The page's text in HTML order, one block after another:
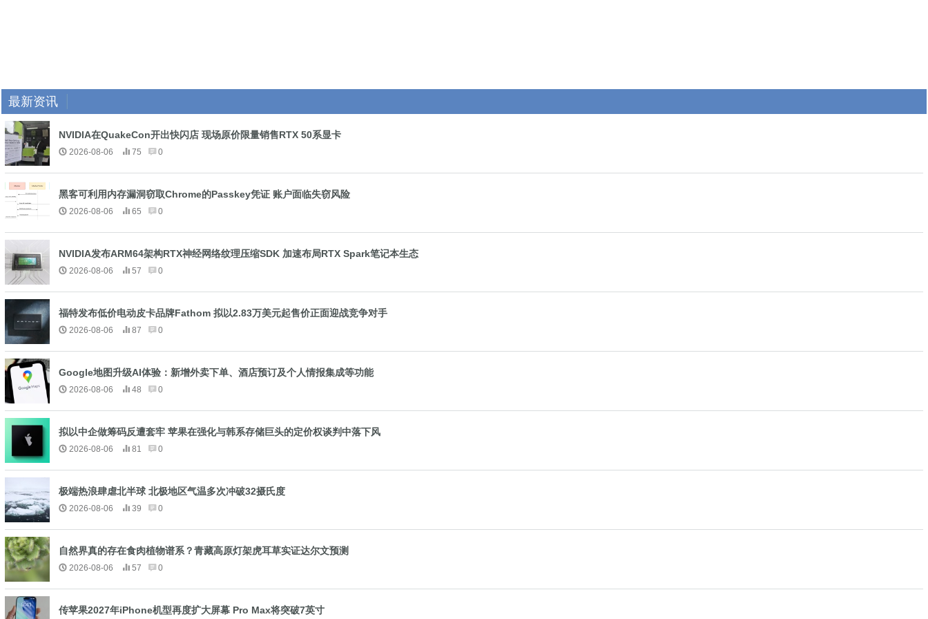
最新资讯
NVIDIA在QuakeCon开出快闪店 现场原价限量销售RTX 50系显卡
2026-08-06 75 0
黑客可利用内存漏洞窃取Chrome的Passkey凭证 账户面临失窃风险
2026-08-06 65 0
NVIDIA发布ARM64架构RTX神经网络纹理压缩SDK 加速布局RTX Spark笔记本生态
2026-08-06 57 0
福特发布低价电动皮卡品牌Fathom 拟以2.83万美元起售价正面迎战竞争对手
2026-08-06 87 0
Google地图升级AI体验：新增外卖下单、酒店预订及个人情报集成等功能
2026-08-06 48 0
拟以中企做筹码反遭套牢 苹果在强化与韩系存储巨头的定价权谈判中落下风
2026-08-06 81 0
极端热浪肆虐北半球 北极地区气温多次冲破32摄氏度
2026-08-06 39 0
自然界真的存在食肉植物谱系？青藏高原灯架虎耳草实证达尔文预测
2026-08-06 57 0
传苹果2027年iPhone机型再度扩大屏幕 Pro Max将突破7英寸